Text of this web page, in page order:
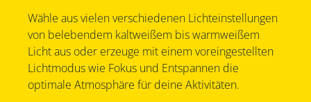
Wähle aus vielen verschiedenen Lichteinstellungen
von belebendem kaltweißem bis warmweißem
Licht aus oder erzeuge mit einem voreingestellten
Lichtmodus wie Fokus und Entspannen die
optimale Atmosphäre für deine Aktivitäten.